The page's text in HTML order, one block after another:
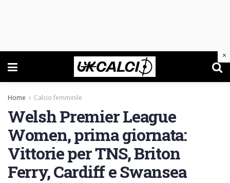
Home Calcio femminile
Welsh Premier League
Women, prima giornata:
Vittorie per TNS, Briton
Ferry, Cardiff e Swansea
×